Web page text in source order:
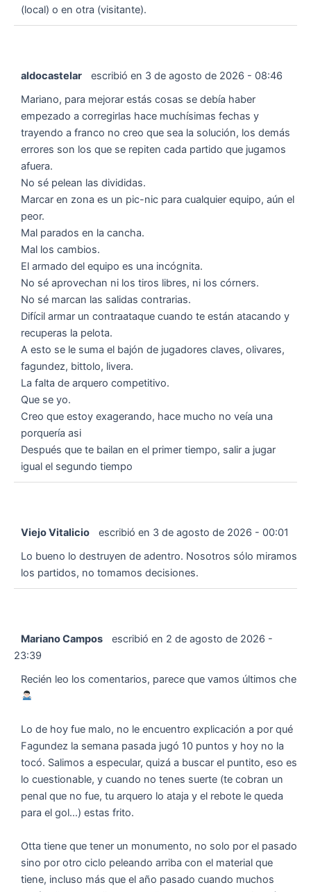
(local) o en otra (visitante).
aldocastelar escribió en 3 de agosto de 2026 - 08:46
Mariano, para mejorar estás cosas se debía haber
empezado a corregirlas hace muchísimas fechas y
trayendo a franco no creo que sea la solución, los demás
errores son los que se repiten cada partido que jugamos
afuera.
No sé pelean las divididas.
Marcar en zona es un pic-nic para cualquier equipo, aún el
peor.
Mal parados en la cancha.
Mal los cambios.
El armado del equipo es una incógnita.
No sé aprovechan ni los tiros libres, ni los córners.
No sé marcan las salidas contrarias.
Difícil armar un contraataque cuando te están atacando y
recuperas la pelota.
A esto se le suma el bajón de jugadores claves, olivares,
fagundez, bittolo, livera.
La falta de arquero competitivo.
Que se yo.
Creo que estoy exagerando, hace mucho no veía una
porquería asi
Después que te bailan en el primer tiempo, salir a jugar
igual el segundo tiempo
Viejo Vitalicio escribió en 3 de agosto de 2026 - 00:01
Lo bueno lo destruyen de adentro. Nosotros sólo miramos
los partidos, no tomamos decisiones.
Mariano Campos escribió en 2 de agosto de 2026 -
23:39
Recién leo los comentarios, parece que vamos últimos che
Lo de hoy fue malo, no le encuentro explicación a por qué
Fagundez la semana pasada jugó 10 puntos y hoy no la
tocó. Salimos a especular, quizá a buscar el puntito, eso es
lo cuestionable, y cuando no tenes suerte (te cobran un
penal que no fue, tu arquero lo ataja y el rebote le queda
para el gol…) estas frito.
Otta tiene que tener un monumento, no solo por el pasado
sino por otro ciclo peleando arriba con el material que
tiene, incluso más que el año pasado cuando muchos